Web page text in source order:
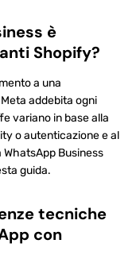
è
Shopify?
a una
addebita ogni
variano in base alla
o autenticazione e al
Business
guida.
tecniche
con